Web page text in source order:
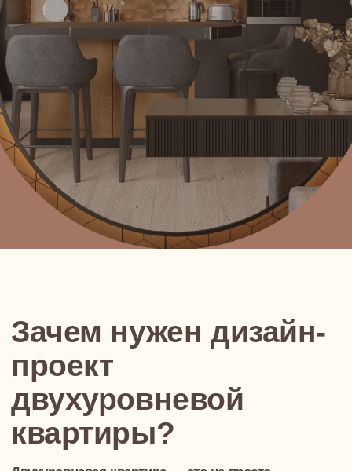
Зачем нужен дизайн-
проект
двухуровневой
квартиры?
Двухуровневая квартира — это не просто
помещение, а особый формат, объединяющий
простор, зонирование, вертикаль. Высокие потолки,
лестницы, разные уровни освещения — всё это
даёт свободу, но требует профессионального
подхода. Хорошо выполненный дизайн
двухуровневой квартиры помогает не только
УЗНАТЬ ЧТО ВХОДИТ В ДИЗАЙН-
Дизайн-проект двухуровневой квартиры
помогает заранее увидеть, как будет
устроено пространство, как сочетаются
цвета, где будет удобно жить и работать